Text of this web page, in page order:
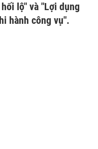
lộ" và "Lợi dụng
hành công vụ".